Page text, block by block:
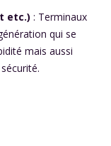
etc.) : Terminaux
qui se
mais aussi